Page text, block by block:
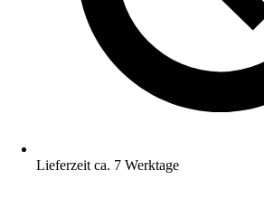
Lieferzeit ca. 7 Werktage